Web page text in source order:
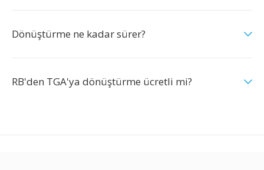
Dönüştürme ne kadar sürer?
RB'den TGA'ya dönüştürme ücretli mi?